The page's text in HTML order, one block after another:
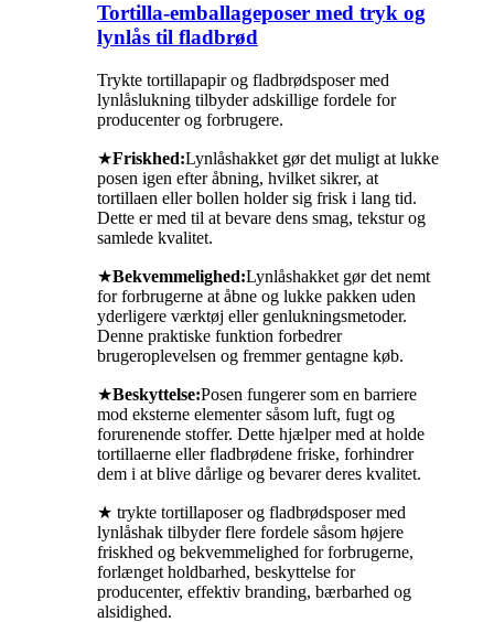
Tortilla-emballageposer med tryk og
lynlås til fladbrød
Trykte tortillapapir og fladbrødsposer med
lynlåslukning tilbyder adskillige fordele for
producenter og forbrugere.
★Friskhed:Lynlåshakket gør det muligt at lukke
posen igen efter åbning, hvilket sikrer, at
tortillaen eller bollen holder sig frisk i lang tid.
Dette er med til at bevare dens smag, tekstur og
samlede kvalitet.
★Bekvemmelighed:Lynlåshakket gør det nemt
for forbrugerne at åbne og lukke pakken uden
yderligere værktøj eller genlukningsmetoder.
Denne praktiske funktion forbedrer
brugeroplevelsen og fremmer gentagne køb.
★Beskyttelse:Posen fungerer som en barriere
mod eksterne elementer såsom luft, fugt og
forurenende stoffer. Dette hjælper med at holde
tortillaerne eller fladbrødene friske, forhindrer
dem i at blive dårlige og bevarer deres kvalitet.
★ trykte tortillaposer og fladbrødsposer med
lynlåshak tilbyder flere fordele såsom højere
friskhed og bekvemmelighed for forbrugerne,
forlænget holdbarhed, beskyttelse for
producenter, effektiv branding, bærbarhed og
alsidighed.